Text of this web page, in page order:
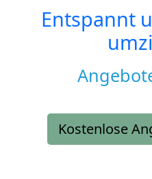
Entspannt
Kostenlose